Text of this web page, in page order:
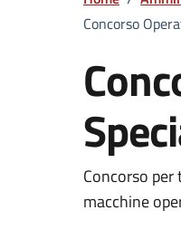
Concorso
Dettaglio del
Concorso
macchine